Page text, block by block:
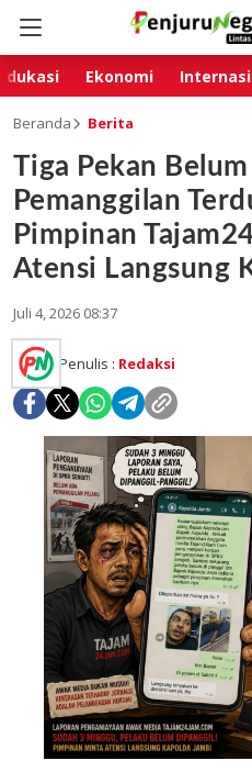
Ekonomi
Beranda Berita
Tiga Pekan
Pemanggilan
Pimpinan
Atensi Langsung
Juli 4, 2026 08:37
Penulis : Redaksi